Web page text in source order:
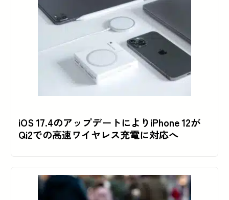
iOS 17.4のアップデートによりiPhone 12が
Qi2での高速ワイヤレス充電に対応へ